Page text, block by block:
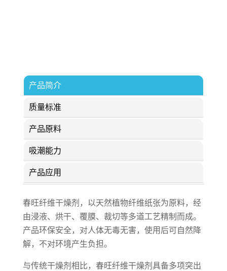
产品简介
质量标准
产品原料
吸潮能力
产品应用
春旺纤维干燥剂，以天然植物纤维纸张为原料，经
由浸液、烘干、覆膜、裁切等多道工艺精制而成。
产品环保安全，对人体无毒无害，使用后可自然降
解，不对环境产生负担。
与传统干燥剂相比，春旺纤维干燥剂具备多项突出